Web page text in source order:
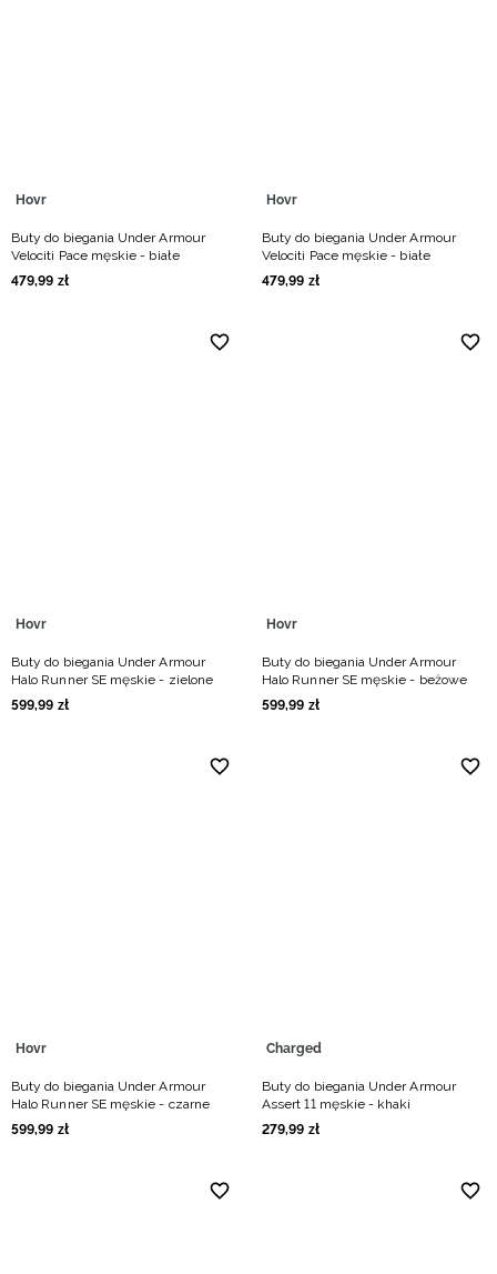
Hovr
Buty do biegania Under Armour
Velociti Pace męskie - białe
479,99 zł
Hovr
Buty do biegania Under Armour
Velociti Pace męskie - białe
479,99 zł
Hovr
Buty do biegania Under Armour
Halo Runner SE męskie - zielone
599,99 zł
Hovr
Buty do biegania Under Armour
Halo Runner SE męskie - beżowe
599,99 zł
Hovr
Buty do biegania Under Armour
Halo Runner SE męskie - czarne
599,99 zł
Charged
Buty do biegania Under Armour
Assert 11 męskie - khaki
279,99 zł